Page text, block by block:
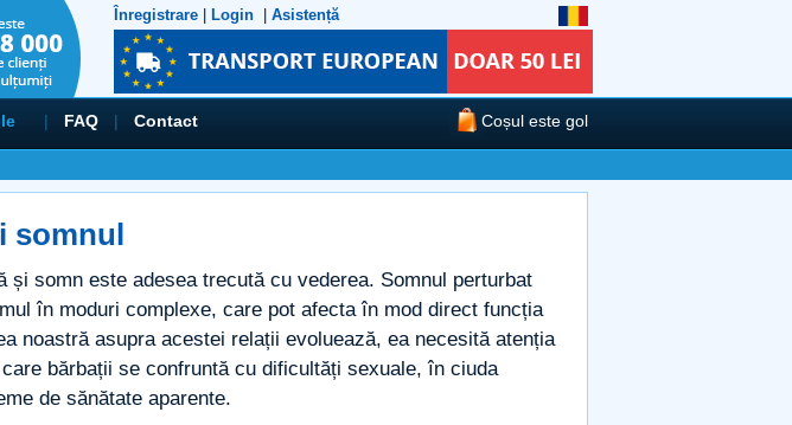
Înregistrare Login Asistență
| FAQ | Contact Coșul este gol
somnul
și somn este adesea trecută cu vederea. Somnul perturbat
în moduri complexe, care pot afecta în mod direct funcția
noastră asupra acestei relații evoluează, ea necesită atenția
bărbații se confruntă cu dificultăți sexuale, în ciuda
de sănătate aparente.